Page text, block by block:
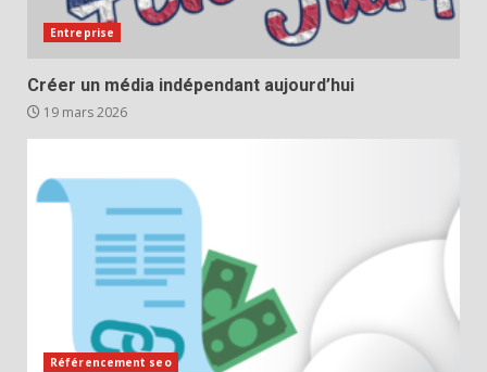
Entreprise
Créer un média indépendant aujourd’hui
19 mars 2026
Référencement seo